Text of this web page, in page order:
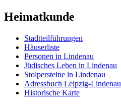
Heimatkunde
Stadtteilführungen
Häuserliste
Personen in Lindenau
Jüdisches Leben in Lindenau
Stolpersteine in Lindenau
Adressbuch Leipzig-Lindenau
Historische Karte